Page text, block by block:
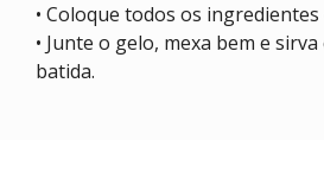
• Coloque todos os
• Junte o gelo, mexa bem e
batida.